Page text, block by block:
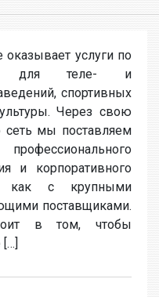
услуги по
для теле- и
спортивных
Через свою
сеть мы поставляем
и корпоративного
как с крупными
поставщиками.
в том, чтобы
[…]